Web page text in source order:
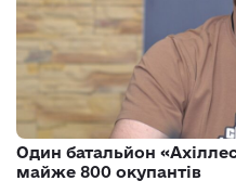
Один батальйон
майже 800 окупантів